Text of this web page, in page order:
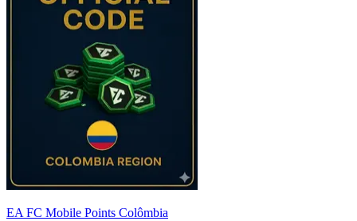
EA FC Mobile Points Colômbia